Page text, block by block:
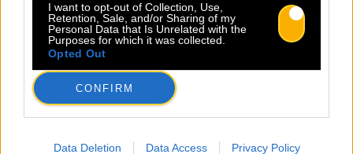
I want to opt-out of Collection, Use,
Retention, Sale, and/or Sharing of my
Personal Data that Is Unrelated with the
Purposes for which it was collected.
Opted Out
CONFIRM
Data Deletion Data Access Privacy Policy
Dans l'industrie musicale
actuelle, publier sa musique sur
les plateformes de streaming est
une chose, mais gérer sa
autre. Si vous êtes un artiste
Previous